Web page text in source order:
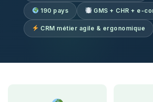
190 pays GMS + CHR + e-
CRM métier agile & ergonomique